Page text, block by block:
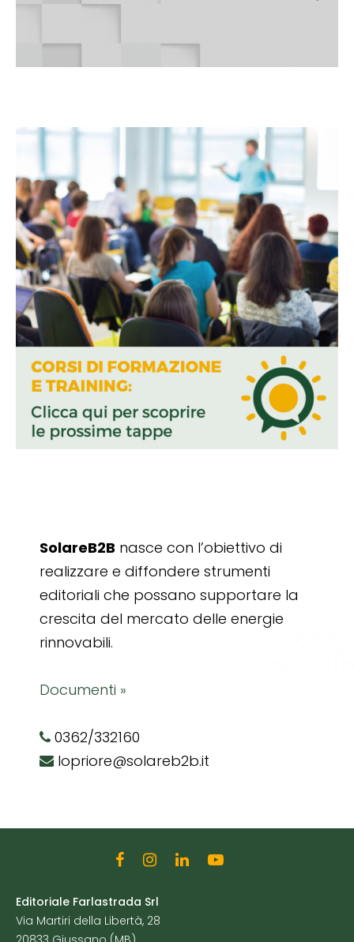
SolareB2B nasce con l’obiettivo di
realizzare e diffondere strumenti
editoriali che possano supportare la
crescita del mercato delle energie
rinnovabili.
Documenti »
0362/332160
lopriore@solareb2b.it
Editoriale Farlastrada Srl
Via Martiri della Libertà, 28